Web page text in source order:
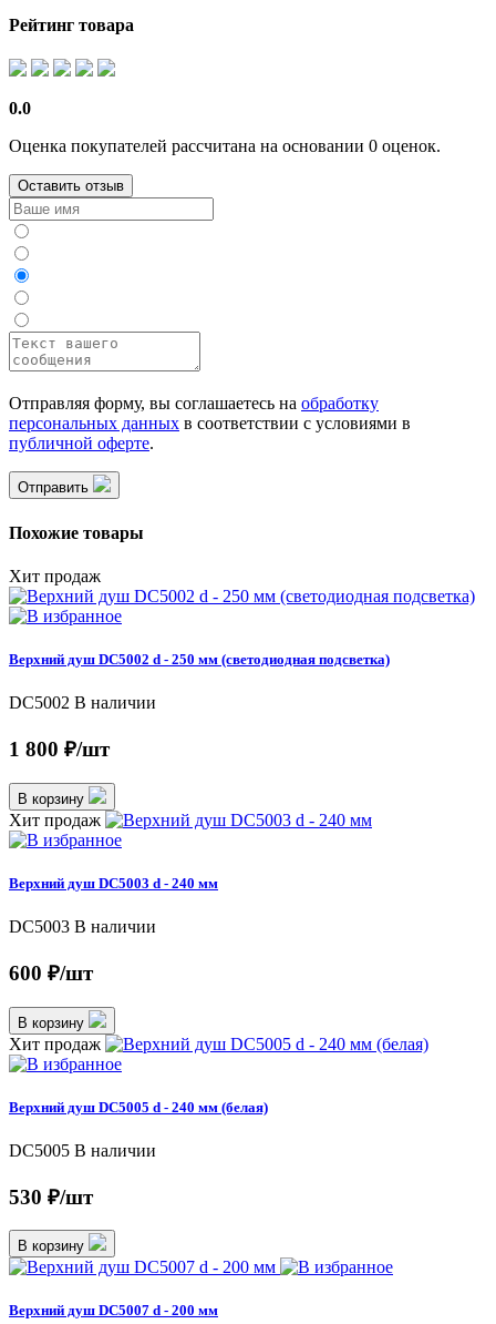
Рейтинг товара
0.0
Оценка покупателей рассчитана на основании 0 оценок.
Оставить отзыв
Отправляя форму, вы соглашаетесь на обработку
персональных данных в соответствии с условиями в
публичной оферте.
Отправить
Похожие товары
Хит продаж
Верхний душ DC5002 d - 250 мм (светодиодная подсветка)
DC5002 В наличии
1 800 ₽/шт
В корзину
Хит продаж
Верхний душ DC5003 d - 240 мм
DC5003 В наличии
600 ₽/шт
В корзину
Хит продаж
Верхний душ DC5005 d - 240 мм (белая)
DC5005 В наличии
530 ₽/шт
В корзину
Верхний душ DC5007 d - 200 мм